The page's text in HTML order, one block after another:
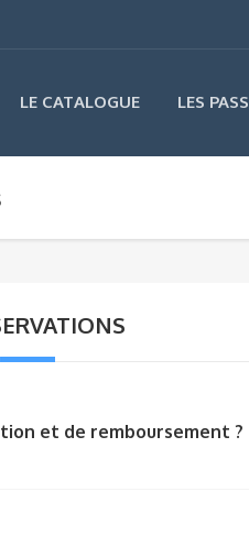
LE CATALOGUE LES PASS
et de remboursement ?